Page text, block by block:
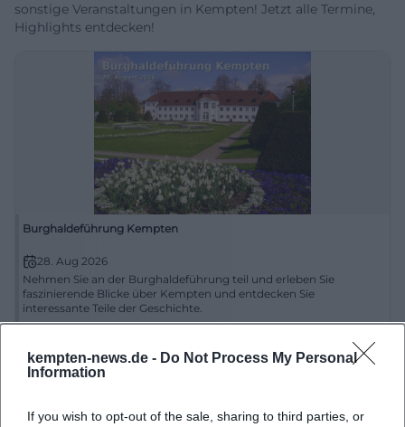
kempten-news.de - Do Not Process My Personal
Information
If you wish to opt-out of the sale, sharing to third parties, or
sonstige Veranstaltungen in Kempten! Jetzt alle Termine,
Highlights entdecken!
Burghaldeführung Kempten
28. Aug 2026
Nehmen Sie an der Burghaldeführung teil und erleben Sie
faszinierende Blicke über Kempten und entdecken Sie
interessante Teile der Geschichte.